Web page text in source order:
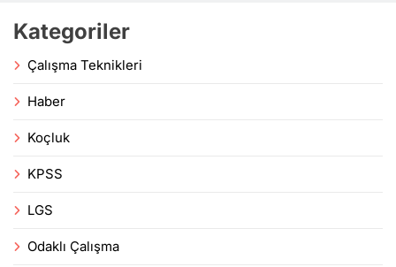
Kategoriler
Çalışma Teknikleri
Haber
Koçluk
KPSS
LGS
Odaklı Çalışma